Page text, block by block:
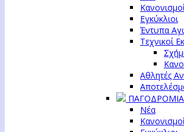
Εγκύκλιοι
Έντυπα
Τεχνικοί
Αθλητές
ΠΑΓΟΔΡΟΜΙΑ
Νέα